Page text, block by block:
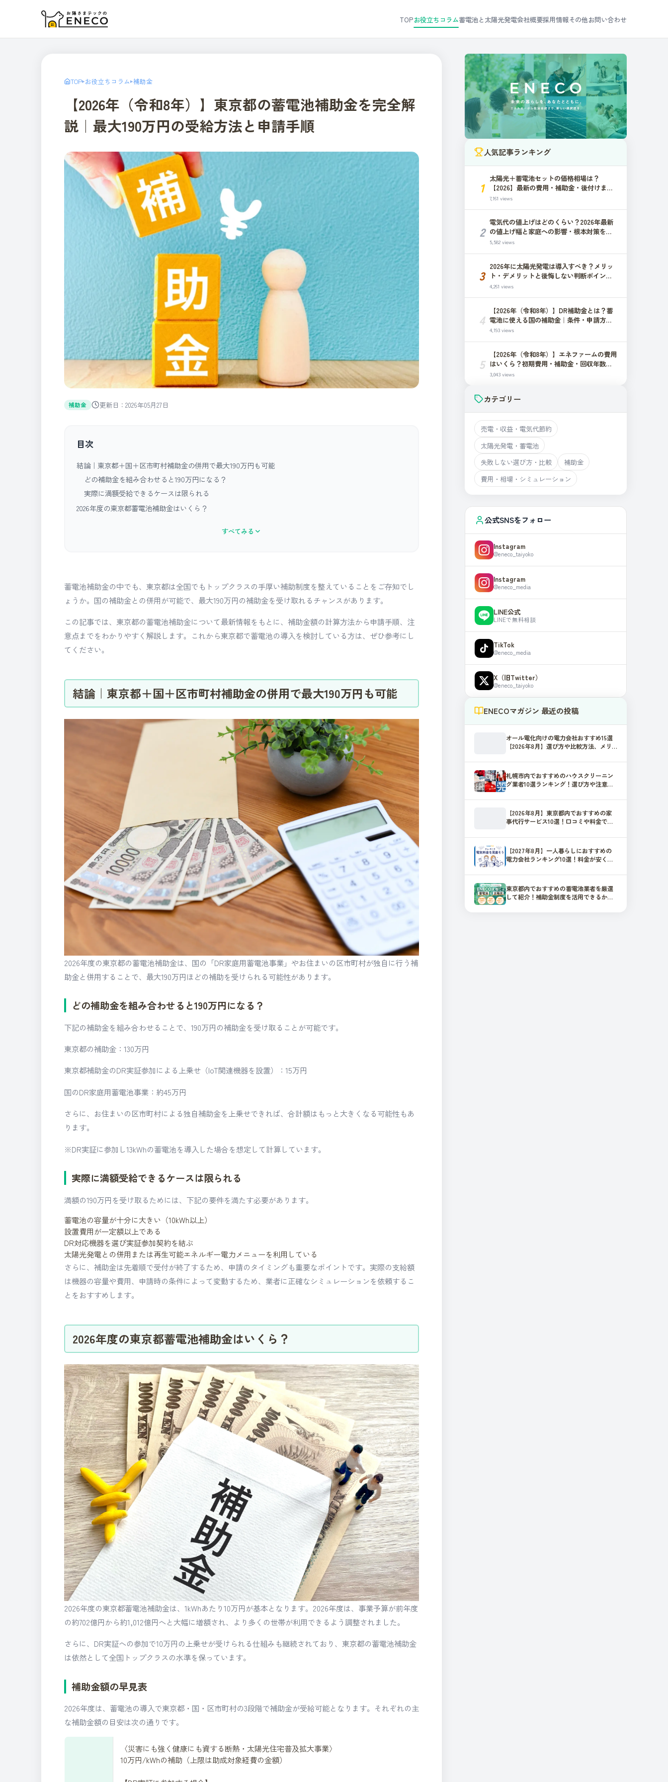
TOPお役立ちコラム蓄電池と太陽光発電会社概要採用情報その他お問い合わせ
TOP▸お役立ちコラム▸補助金
【2026年（令和8年）】東京都の蓄電池補助金を完全解
説｜最大190万円の受給方法と申請手順
補助金 更新日：2026年05月27日
目次
結論｜東京都＋国＋区市町村補助金の併用で最大190万円も可能
どの補助金を組み合わせると190万円になる？
実際に満額受給できるケースは限られる
2026年度の東京都蓄電池補助金はいくら？
すべてみる
蓄電池補助金の中でも、東京都は全国でもトップクラスの手厚い補助制度を整えていることをご存知でし
ょうか。国の補助金との併用が可能で、最大190万円の補助金を受け取れるチャンスがあります。
この記事では、東京都の蓄電池補助金について最新情報をもとに、補助金額の計算方法から申請手順、注
意点までをわかりやすく解説します。これから東京都で蓄電池の導入を検討している方は、ぜひ参考にし
てください。
結論｜東京都＋国＋区市町村補助金の併用で最大190万円も可能
2026年度の東京都の蓄電池補助金は、国の「DR家庭用蓄電池事業」やお住まいの区市町村が独自に行う補
助金と併用することで、最大190万円ほどの補助を受けられる可能性があります。
どの補助金を組み合わせると190万円になる？
下記の補助金を組み合わせることで、190万円の補助金を受け取ることが可能です。
東京都の補助金：130万円
東京都補助金のDR実証参加による上乗せ（IoT関連機器を設置）：15万円
国のDR家庭用蓄電池事業：約45万円
さらに、お住まいの区市町村による独自補助金を上乗せできれば、合計額はもっと大きくなる可能性もあ
ります。
※DR実証に参加し13kWhの蓄電池を導入した場合を想定して計算しています。
実際に満額受給できるケースは限られる
満額の190万円を受け取るためには、下記の要件を満たす必要があります。
蓄電池の容量が十分に大きい（10kWh以上）
設置費用が一定額以上である
DR対応機器を選び実証参加契約を結ぶ
太陽光発電との併用または再生可能エネルギー電力メニューを利用している
さらに、補助金は先着順で受付が終了するため、申請のタイミングも重要なポイントです。実際の支給額
は機器の容量や費用、申請時の条件によって変動するため、業者に正確なシミュレーションを依頼するこ
とをおすすめします。
2026年度の東京都蓄電池補助金はいくら？
2026年度の東京都蓄電池補助金は、1kWhあたり10万円が基本となります。2026年度は、事業予算が前年度
の約702億円から約1,012億円へと大幅に増額され、より多くの世帯が利用できるよう調整されました。
さらに、DR実証への参加で10万円の上乗せが受けられる仕組みも継続されており、東京都の蓄電池補助金
は依然として全国トップクラスの水準を保っています。
補助金額の早見表
2026年度は、蓄電池の導入で東京都・国・区市町村の3段階で補助金が受給可能となります。それぞれの主
な補助金額の目安は次の通りです。
〈災害にも強く健康にも資する断熱・太陽光住宅普及拡大事業〉
10万円/kWhの補助（上限は助成対象経費の金額）
人気記事ランキング
1
太陽光＋蓄電池セットの価格相場は？
【2026】最新の費用・補助金・後付けまで
解説
7,161 views
2
電気代の値上げはどのくらい？2026年最新
の値上げ幅と家庭への影響・根本対策を解
説
5,582 views
3
2026年に太陽光発電は導入すべき？メリッ
ト・デメリットと後悔しない判断ポイント
を解説
4,261 views
4
【2026年（令和8年）】DR補助金とは？蓄
電池に使える国の補助金｜条件・申請方
法・注意点
4,193 views
5
【2026年（令和8年）】エネファームの費用
はいくら？初期費用・補助金・回収年数を
解説
3,043 views
カテゴリー
売電・収益・電気代節約
太陽光発電・蓄電池
失敗しない選び方・比較
補助金
費用・相場・シミュレーション
公式SNSをフォロー
Instagram
@eneco_taiyoko
Instagram
@eneco_media
LINE公式
LINEで無料相談
TikTok
@eneco_media
X（旧Twitter）
@eneco_taiyoko
ENECOマガジン 最近の投稿
オール電化向けの電力会社おすすめ15選
【2026年8月】選び方や比較方法、メリ
札幌市内でおすすめのハウスクリーニン
グ業者10選ランキング！選び方や注意点
【2026年8月】東京都内でおすすめの家
事代行サービス10選！口コミや料金で比
【2027年8月】一人暮らしにおすすめの
電力会社ランキング10選！料金が安くお
東京都内でおすすめの蓄電池業者を厳選
して紹介！補助金制度を活用できるか要